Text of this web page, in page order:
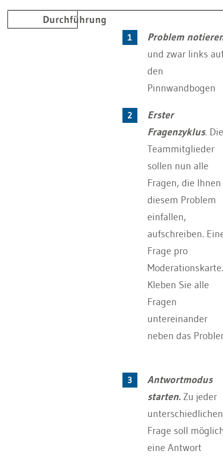
Durchführung
Problem
und zwar links
den
Pinnwandbogen
Erster
Fragenzyklus. Die
Teammitglieder
sollen nun alle
Fragen, die Ihnen
diesem Problem
einfallen,
aufschreiben.
Frage pro
Moderationskarte.
Kleben Sie alle
Fragen
untereinander
neben das
Antwortmodus
starten.Zu jeder
unterschiedlichen
Frage soll
eine Antwort